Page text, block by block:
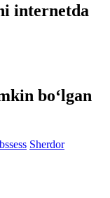
internetda
bo‘lgan
Sherdor